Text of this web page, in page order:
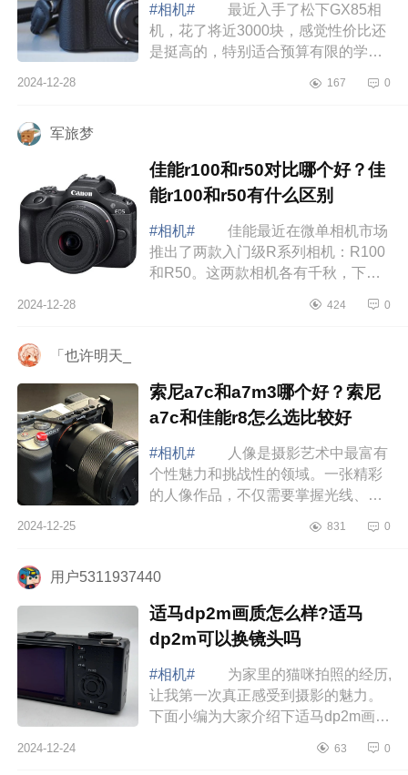
#相机#
最近入手了松下GX85相
机，花了将近3000块，感觉性价比还
是挺高的，特别适合预算有限的学生
携吸引的，拿到手后发现真的超级
2024-12-28 167 0
军旅梦
佳能r100和r50对比哪个好？佳
能r100和r50有什么区别
#相机#
佳能最近在微单相机市场
推出了两款入门级R系列相机：R100
和R50。这两款相机各有千秋，下面
哪个好？佳能r100和r50有什么区
2024-12-28 424 0
「也许明天_
索尼a7c和a7m3哪个好？索尼
a7c和佳能r8怎么选比较好
#相机#
人像是摄影艺术中最富有
个性魅力和挑战性的领域。一张精彩
的人像作品，不仅需要掌握光线、构
摄者内在情感的独特诠释。而要拥有
2024-12-25 831 0
用户5311937440
适马dp2m画质怎么样?适马
dp2m可以换镜头吗
#相机#
为家里的猫咪拍照的经历,
让我第一次真正感受到摄影的魅力。
下面小编为大家介绍下适马dp2m画质
适马dp2m画质怎么样 今天想跟你
2024-12-24 63 0